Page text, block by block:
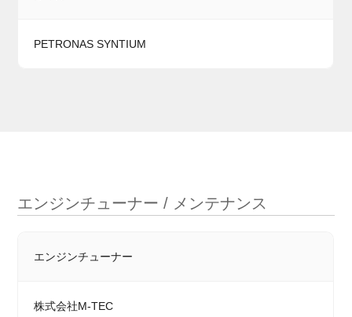
PETRONAS SYNTIUM
エンジンチューナー / メンテナンス
エンジンチューナー
株式会社M-TEC